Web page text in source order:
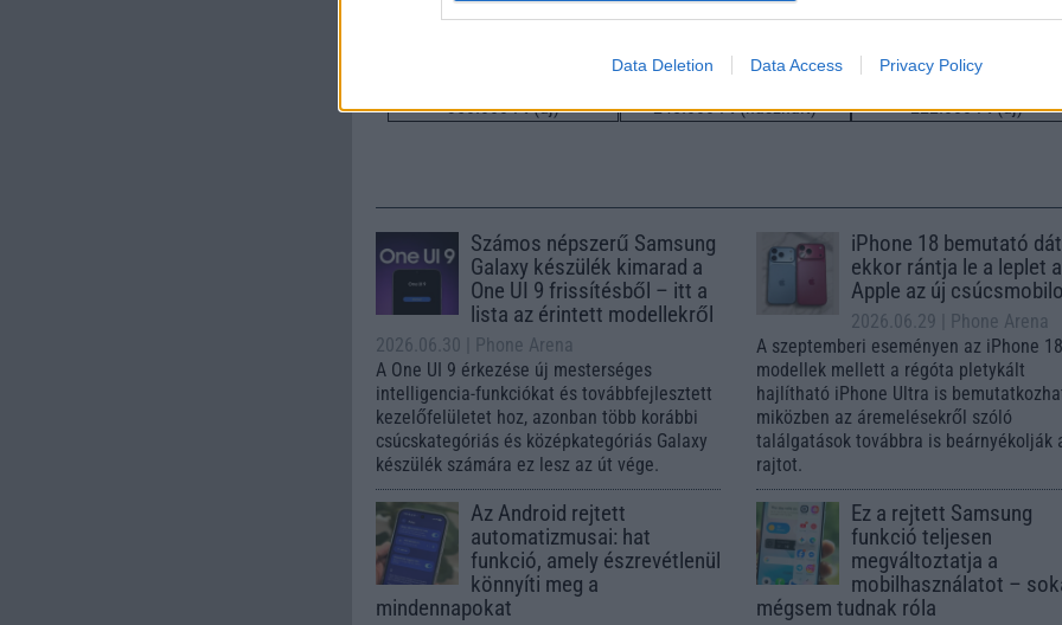
Data Deletion Data Access Privacy Policy
350.000 Ft (új)
Nelly GSM
245.000 Ft (használt)
Euro Gsm
222.000 Ft (új)
Számos népszerű Samsung
Galaxy készülék kimarad a
One UI 9 frissítésből – itt a
lista az érintett modellekről
2026.06.30
| Phone Arena
A One UI 9 érkezése új mesterséges
intelligencia-funkciókat és továbbfejlesztett
kezelőfelületet hoz, azonban több korábbi
csúcskategóriás és középkategóriás Galaxy
készülék számára ez lesz az út vége.
iPhone 18 bemutató
ekkor rántja le a leplet
Apple az új
2026.06.29
| Phone Arena
A szeptemberi eseményen az iPhone
modellek mellett a régóta pletykált
hajlítható iPhone Ultra is
miközben az áremelésekről szóló
találgatások továbbra is beárnyékolják
rajtot.
Az Android rejtett
automatizmusai: hat
funkció, amely észrevétlenül
könnyíti meg a
mindennapokat
Ez a rejtett Samsung
funkció teljesen
megváltoztatja a
mobilhasználatot –
mégsem tudnak róla